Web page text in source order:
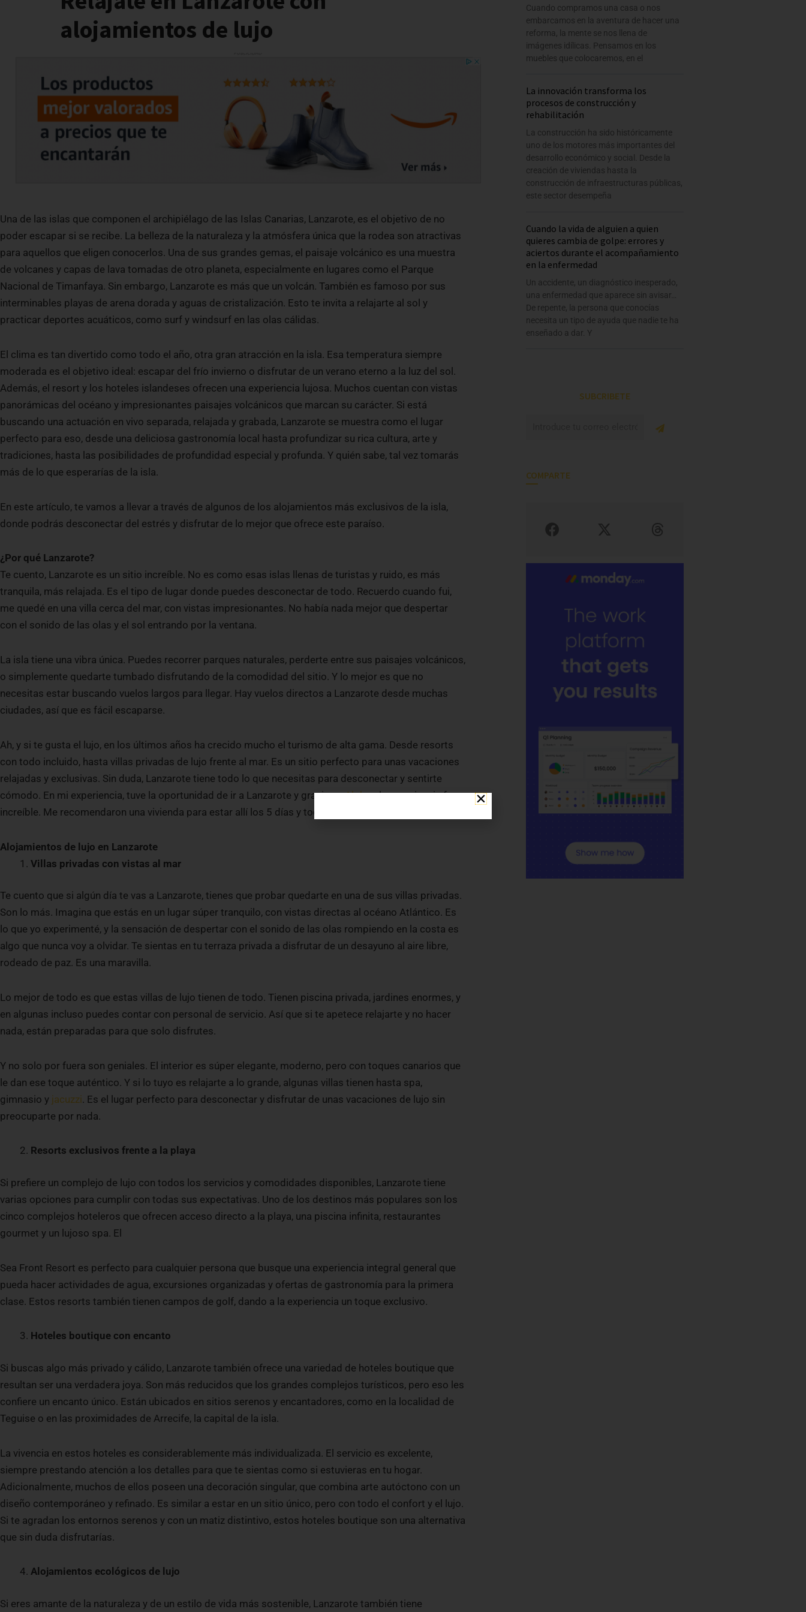
alojamientos de lujo
Una de las islas que componen el archipiélago de las Islas Canarias, Lanzarote, es el objetivo de no
poder escapar si se recibe. La belleza de la naturaleza y la atmósfera única que la rodea son atractivas
para aquellos que eligen conocerlos. Una de sus grandes gemas, el paisaje volcánico es una muestra
de volcanes y capas de lava tomadas de otro planeta, especialmente en lugares como el Parque
Nacional de Timanfaya. Sin embargo, Lanzarote es más que un volcán. También es famoso por sus
interminables playas de arena dorada y aguas de cristalización. Esto te invita a relajarte al sol y
practicar deportes acuáticos, como surf y windsurf en las olas cálidas.
El clima es tan divertido como todo el año, otra gran atracción en la isla. Esa temperatura siempre
moderada es el objetivo ideal: escapar del frío invierno o disfrutar de un verano eterno a la luz del sol.
Además, el resort y los hoteles islandeses ofrecen una experiencia lujosa. Muchos cuentan con vistas
panorámicas del océano y impresionantes paisajes volcánicos que marcan su carácter. Si está
buscando una actuación en vivo separada, relajada y grabada, Lanzarote se muestra como el lugar
perfecto para eso, desde una deliciosa gastronomía local hasta profundizar su rica cultura, arte y
tradiciones, hasta las posibilidades de profundidad especial y profunda. Y quién sabe, tal vez tomarás
más de lo que esperarías de la isla.
En este artículo, te vamos a llevar a través de algunos de los alojamientos más exclusivos de la isla,
donde podrás desconectar del estrés y disfrutar de lo mejor que ofrece este paraíso.
¿Por qué Lanzarote?
Te cuento, Lanzarote es un sitio increíble. No es como esas islas llenas de turistas y ruido, es más
tranquila, más relajada. Es el tipo de lugar donde puedes desconectar de todo. Recuerdo cuando fui,
me quedé en una villa cerca del mar, con vistas impresionantes. No había nada mejor que despertar
con el sonido de las olas y el sol entrando por la ventana.
La isla tiene una vibra única. Puedes recorrer parques naturales, perderte entre sus paisajes volcánicos,
o simplemente quedarte tumbado disfrutando de la comodidad del sitio. Y lo mejor es que no
necesitas estar buscando vuelos largos para llegar. Hay vuelos directos a Lanzarote desde muchas
ciudades, así que es fácil escaparse.
Ah, y si te gusta el lujo, en los últimos años ha crecido mucho el turismo de alta gama. Desde resorts
con todo incluido, hasta villas privadas de lujo frente al mar. Es un sitio perfecto para unas vacaciones
relajadas y exclusivas. Sin duda, Lanzarote tiene todo lo que necesitas para desconectar y sentirte
cómodo. En mi experiencia, tuve la oportunidad de ir a Lanzarote y gracias aAlohey, la experiencia fue
increíble. Me recomendaron una vivienda para estar allí los 5 días y todo fue perfecto.
Alojamientos de lujo en Lanzarote
Villas privadas con vistas al mar
Te cuento que si algún día te vas a Lanzarote, tienes que probar quedarte en una de sus villas privadas.
Son lo más. Imagina que estás en un lugar súper tranquilo, con vistas directas al océano Atlántico. Es
lo que yo experimenté, y la sensación de despertar con el sonido de las olas rompiendo en la costa es
algo que nunca voy a olvidar. Te sientas en tu terraza privada a disfrutar de un desayuno al aire libre,
rodeado de paz. Es una maravilla.
Lo mejor de todo es que estas villas de lujo tienen de todo. Tienen piscina privada, jardines enormes, y
en algunas incluso puedes contar con personal de servicio. Así que si te apetece relajarte y no hacer
nada, están preparadas para que solo disfrutes.
Y no solo por fuera son geniales. El interior es súper elegante, moderno, pero con toques canarios que
le dan ese toque auténtico. Y si lo tuyo es relajarte a lo grande, algunas villas tienen hasta spa,
gimnasio y jacuzzi. Es el lugar perfecto para desconectar y disfrutar de unas vacaciones de lujo sin
preocuparte por nada.
Resorts exclusivos frente a la playa
Si prefiere un complejo de lujo con todos los servicios y comodidades disponibles, Lanzarote tiene
varias opciones para cumplir con todas sus expectativas. Uno de los destinos más populares son los
cinco complejos hoteleros que ofrecen acceso directo a la playa, una piscina infinita, restaurantes
gourmet y un lujoso spa. El
Sea Front Resort es perfecto para cualquier persona que busque una experiencia integral general que
pueda hacer actividades de agua, excursiones organizadas y ofertas de gastronomía para la primera
clase. Estos resorts también tienen campos de golf, dando a la experiencia un toque exclusivo.
Hoteles boutique con encanto
Si buscas algo más privado y cálido, Lanzarote también ofrece una variedad de hoteles boutique que
resultan ser una verdadera joya. Son más reducidos que los grandes complejos turísticos, pero eso les
confiere un encanto único. Están ubicados en sitios serenos y encantadores, como en la localidad de
Teguise o en las proximidades de Arrecife, la capital de la isla.
La vivencia en estos hoteles es considerablemente más individualizada. El servicio es excelente,
siempre prestando atención a los detalles para que te sientas como si estuvieras en tu hogar.
Adicionalmente, muchos de ellos poseen una decoración singular, que combina arte autóctono con un
diseño contemporáneo y refinado. Es similar a estar en un sitio único, pero con todo el confort y el lujo.
Si te agradan los entornos serenos y con un matiz distintivo, estos hoteles boutique son una alternativa
que sin duda disfrutarías.
Alojamientos ecológicos de lujo
Si eres amante de la naturaleza y de un estilo de vida más sostenible, Lanzarote también tiene
Cuando compramos una casa o nos
embarcamos en la aventura de hacer una
reforma, la mente se nos llena de
imágenes idílicas. Pensamos en los
muebles que colocaremos, en el
La innovación transforma los
procesos de construcción y
rehabilitación
La construcción ha sido históricamente
uno de los motores más importantes del
desarrollo económico y social. Desde la
creación de viviendas hasta la
construcción de infraestructuras públicas,
este sector desempeña
Cuando la vida de alguien a quien
quieres cambia de golpe: errores y
aciertos durante el acompañamiento
en la enfermedad
Un accidente, un diagnóstico inesperado,
una enfermedad que aparece sin avisar…
De repente, la persona que conocías
necesita un tipo de ayuda que nadie te ha
enseñado a dar. Y
SUBCRIBETE
COMPARTE